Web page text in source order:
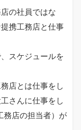
の社員ではな
携工務店と仕事
スケジュールを
店とは仕事をし
さんに仕事をし
務店の担当者）が